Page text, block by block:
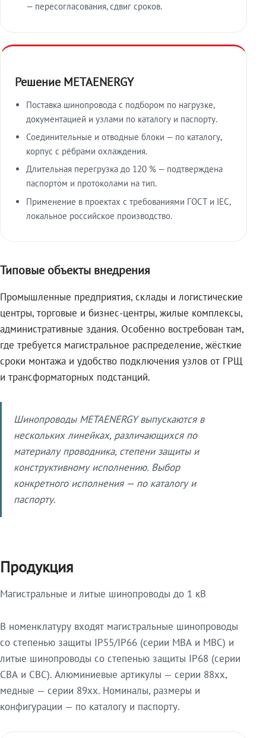
— пересогласования, сдвиг сроков.
Решение METAENERGY
Поставка шинопровода с подбором по нагрузке,
документацией и узлами по каталогу и паспорту.
Соединительные и отводные блоки — по каталогу,
корпус с рёбрами охлаждения.
Длительная перегрузка до 120 % — подтверждена
паспортом и протоколами на тип.
Применение в проектах с требованиями ГОСТ и IEC,
локальное российское производство.
Типовые объекты внедрения
Промышленные предприятия, склады и логистические
центры, торговые и бизнес-центры, жилые комплексы,
административные здания. Особенно востребован там,
где требуется магистральное распределение, жёсткие
сроки монтажа и удобство подключения узлов от ГРЩ
и трансформаторных подстанций.
Шинопроводы METAENERGY выпускаются в
нескольких линейках, различающихся по
материалу проводника, степени защиты и
конструктивному исполнению. Выбор
конкретного исполнения — по каталогу и
паспорту.
Продукция
Магистральные и литые шинопроводы до 1 кВ
В номенклатуру входят магистральные шинопроводы
со степенью защиты IP55/IP66 (серии МВА и МВС) и
литые шинопроводы со степенью защиты IP68 (серии
СВА и СВС). Алюминиевые артикулы — серии 88xx,
медные — серии 89xx. Номиналы, размеры и
конфигурации — по каталогу и паспорту.